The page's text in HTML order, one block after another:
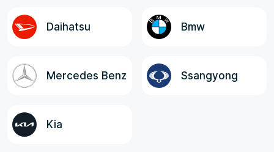
Daihatsu Bmw
Mercedes Benz Ssangyong
Kia